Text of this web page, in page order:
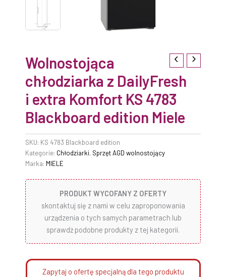
Wolnostojąca
chłodziarka z DailyFresh
i extra Komfort KS 4783
Blackboard edition Miele
SKU: KS 4783 Blackboard edition
Kategorie: Chłodziarki, Sprzęt AGD wolnostojący
Marka: MIELE
PRODUKT WYCOFANY Z OFERTY
skontaktuj się z nami w celu zaproponowania
urządzenia o tych samych parametrach lub
sprawdź podobne produkty z tej kategorii.
Zapytaj o ofertę specjalną dla tego produktu